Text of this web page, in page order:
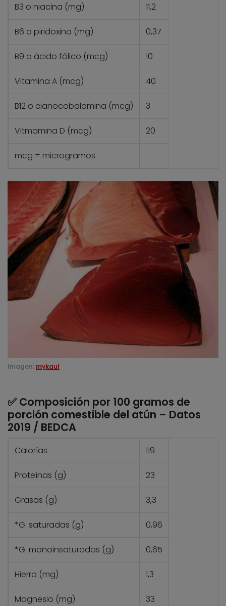
B3 o niacina (mg) 11,2
B6 o piridoxina (mg) 0,37
B9 o ácido fólico (mcg) 10
Vitamina A (mcg) 40
B12 o cianocobalamina (mcg) 3
Vitmamina D (mcg) 20
mcg = microgramos
Imagen: mykaul
✅ Composición por 100 gramos de
porción comestible del atún – Datos
2019 / BEDCA
Calorías 119
Proteínas (g) 23
Grasas (g) 3,3
*G. saturadas (g) 0,96
*G. monoinsaturadas (g) 0,65
Hierro (mg) 1,3
Magnesio (mg) 33